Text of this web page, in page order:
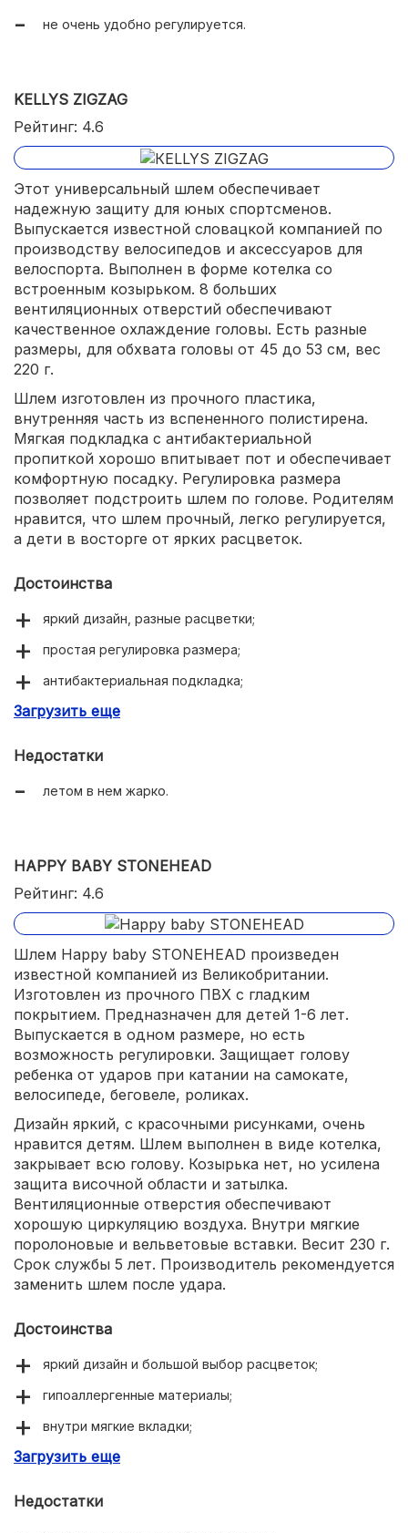
не очень удобно регулируется.
KELLYS ZIGZAG
Рейтинг: 4.6
Этот универсальный шлем обеспечивает
надежную защиту для юных спортсменов.
Выпускается известной словацкой компанией по
производству велосипедов и аксессуаров для
велоспорта. Выполнен в форме котелка со
встроенным козырьком. 8 больших
вентиляционных отверстий обеспечивают
качественное охлаждение головы. Есть разные
размеры, для обхвата головы от 45 до 53 см, вес
220 г.
Шлем изготовлен из прочного пластика,
внутренняя часть из вспененного полистирена.
Мягкая подкладка с антибактериальной
пропиткой хорошо впитывает пот и обеспечивает
комфортную посадку. Регулировка размера
позволяет подстроить шлем по голове. Родителям
нравится, что шлем прочный, легко регулируется,
а дети в восторге от ярких расцветок.
Достоинства
яркий дизайн, разные расцветки;
простая регулировка размера;
антибактериальная подкладка;
светоотражающие наклейки;
Загрузить еще
Недостатки
летом в нем жарко.
HAPPY BABY STONEHEAD
Рейтинг: 4.6
Шлем Happy baby STONEHEAD произведен
известной компанией из Великобритании.
Изготовлен из прочного ПВХ с гладким
покрытием. Предназначен для детей 1-6 лет.
Выпускается в одном размере, но есть
возможность регулировки. Защищает голову
ребенка от ударов при катании на самокате,
велосипеде, беговеле, роликах.
Дизайн яркий, с красочными рисунками, очень
нравится детям. Шлем выполнен в виде котелка,
закрывает всю голову. Козырька нет, но усилена
защита височной области и затылка.
Вентиляционные отверстия обеспечивают
хорошую циркуляцию воздуха. Внутри мягкие
поролоновые и вельветовые вставки. Весит 230 г.
Срок службы 5 лет. Производитель рекомендуется
заменить шлем после удара.
Достоинства
яркий дизайн и большой выбор расцветок;
гипоаллергенные материалы;
внутри мягкие вкладки;
регулировка обхвата головы;
Загрузить еще
Недостатки